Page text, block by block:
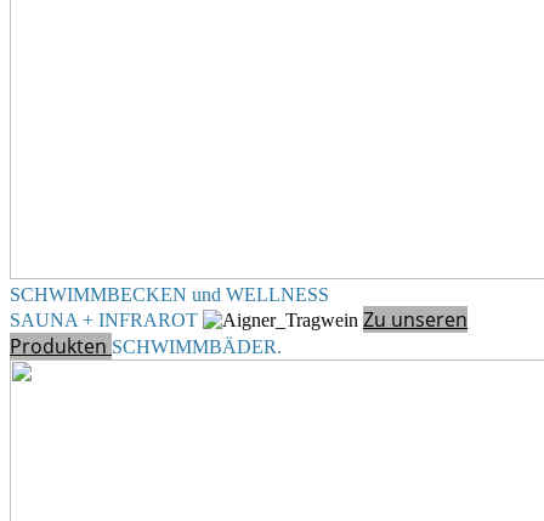
SCHWIMMBECKEN und WELLNESS
SAUNA + INFRAROT
Zu unseren
Produkten SCHWIMMBÄDER.